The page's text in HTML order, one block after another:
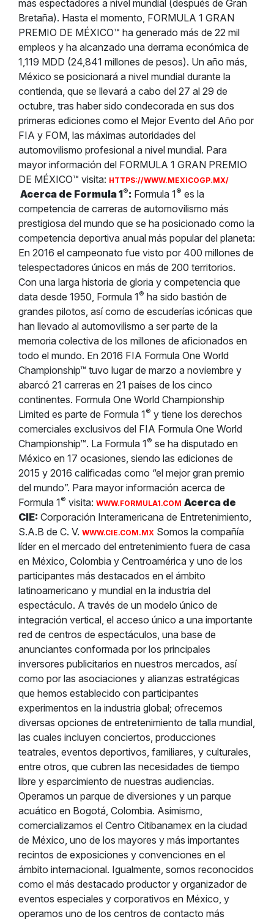
más espectadores a nivel mundial (después de Gran
Bretaña). Hasta el momento, FORMULA 1 GRAN
PREMIO DE MÉXICO™ ha generado más de 22 mil
empleos y ha alcanzado una derrama económica de
1,119 MDD (24,841 millones de pesos). Un año más,
México se posicionará a nivel mundial durante la
contienda, que se llevará a cabo del 27 al 29 de
octubre, tras haber sido condecorada en sus dos
primeras ediciones como el Mejor Evento del Año por
FIA y FOM, las máximas autoridades del
automovilismo profesional a nivel mundial. Para
mayor información del FORMULA 1 GRAN PREMIO
DE MÉXICO™ visita: HTTPS://WWW.MEXICOGP.MX/
Acerca de Formula 1®: Formula 1® es la
competencia de carreras de automovilismo más
prestigiosa del mundo que se ha posicionado como la
competencia deportiva anual más popular del planeta:
En 2016 el campeonato fue visto por 400 millones de
telespectadores únicos en más de 200 territorios.
Con una larga historia de gloria y competencia que
data desde 1950, Formula 1® ha sido bastión de
grandes pilotos, así como de escuderías icónicas que
han llevado al automovilismo a ser parte de la
memoria colectiva de los millones de aficionados en
todo el mundo. En 2016 FIA Formula One World
Championship™ tuvo lugar de marzo a noviembre y
abarcó 21 carreras en 21 países de los cinco
continentes. Formula One World Championship
Limited es parte de Formula 1® y tiene los derechos
comerciales exclusivos del FIA Formula One World
Championship™. La Formula 1® se ha disputado en
México en 17 ocasiones, siendo las ediciones de
2015 y 2016 calificadas como “el mejor gran premio
del mundo”. Para mayor información acerca de
Formula 1® visita: WWW.FORMULA1.COM Acerca de
CIE: Corporación Interamericana de Entretenimiento,
S.A.B de C. V. WWW.CIE.COM.MX Somos la compañía
líder en el mercado del entretenimiento fuera de casa
en México, Colombia y Centroamérica y uno de los
participantes más destacados en el ámbito
latinoamericano y mundial en la industria del
espectáculo. A través de un modelo único de
integración vertical, el acceso único a una importante
red de centros de espectáculos, una base de
anunciantes conformada por los principales
inversores publicitarios en nuestros mercados, así
como por las asociaciones y alianzas estratégicas
que hemos establecido con participantes
experimentos en la industria global; ofrecemos
diversas opciones de entretenimiento de talla mundial,
las cuales incluyen conciertos, producciones
teatrales, eventos deportivos, familiares, y culturales,
entre otros, que cubren las necesidades de tiempo
libre y esparcimiento de nuestras audiencias.
Operamos un parque de diversiones y un parque
acuático en Bogotá, Colombia. Asimismo,
comercializamos el Centro Citibanamex en la ciudad
de México, uno de los mayores y más importantes
recintos de exposiciones y convenciones en el
ámbito internacional. Igualmente, somos reconocidos
como el más destacado productor y organizador de
eventos especiales y corporativos en México, y
operamos uno de los centros de contacto más